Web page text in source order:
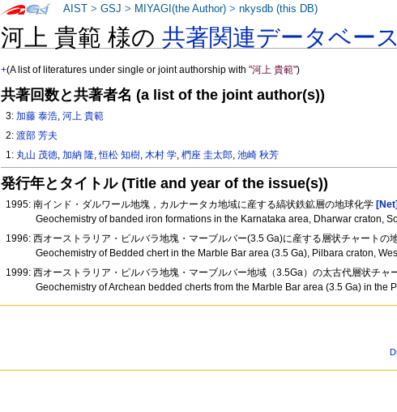
河上 貴範 様の共著関連データベース
+(A list of literatures under single or joint authorship with"河上 貴範")
共著回数と共著者名 (a list of the joint author(s))
3:加藤 泰浩,河上 貴範
2:渡部 芳夫
1: 丸山 茂徳,加納 隆,恒松 知樹,木村 学,椚座 圭太郎,池崎 秋芳
発行年とタイトル (Title and year of the issue(s))
1995: 南インド・ダルワール地塊，カルナータカ地域に産する縞状鉄鉱層の地球化学 [Net]
Geochemistry of banded iron formations in the Karnataka area, Dharwar craton,
1996: 西オーストラリア・ピルバラ地塊・マーブルバー(3.5 Ga)に産する層状チャートの
Geochemistry of Bedded chert in the Marble Bar area (3.5 Ga), Pilbara craton,
1999: 西オーストラリア・ピルバラ地塊・マーブルバー地域（3.5Ga）の太古代層状チャ
Geochemistry of Archean bedded cherts from the Marble Bar area (3.5 Ga) in the
AIST >GSJ > MIYAGI(the Author) >nkysdb (this DB)